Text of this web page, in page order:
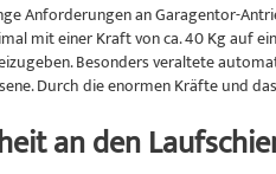
Anforderungen an Garagentor-
mit einer Kraft von ca. 40 Kg auf
Besonders veraltete
Durch die enormen Kräfte und
an den